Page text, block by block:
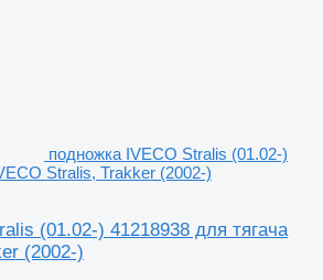
подножка IVECO Stralis (01.02-)
Stralis, Trakker (2002-)
(01.02-) 41218938 для тягача
(2002-)